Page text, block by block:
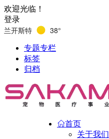
欢迎光临！
登录
兰开斯特 38°
专题专栏
标签
归档
首页
关于我们